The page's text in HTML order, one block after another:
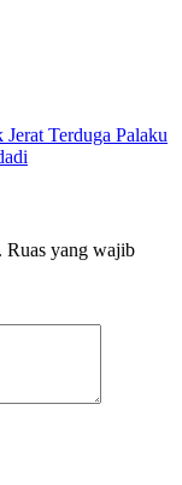
Terduga Palaku
Ruas yang wajib